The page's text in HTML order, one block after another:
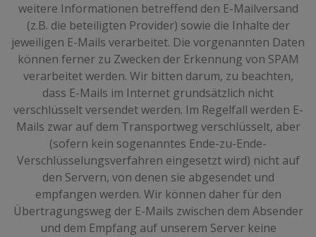
weitere Informationen betreffend den E-Mailversand
(z.B. die beteiligten Provider) sowie die Inhalte der
jeweiligen E-Mails verarbeitet. Die vorgenannten Daten
können ferner zu Zwecken der Erkennung von SPAM
verarbeitet werden. Wir bitten darum, zu beachten,
dass E-Mails im Internet grundsätzlich nicht
verschlüsselt versendet werden. Im Regelfall werden E-
Mails zwar auf dem Transportweg verschlüsselt, aber
(sofern kein sogenanntes Ende-zu-Ende-
Verschlüsselungsverfahren eingesetzt wird) nicht auf
den Servern, von denen sie abgesendet und
empfangen werden. Wir können daher für den
Übertragungsweg der E-Mails zwischen dem Absender
und dem Empfang auf unserem Server keine